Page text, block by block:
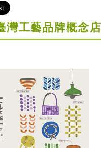
灣工藝品牌概念店